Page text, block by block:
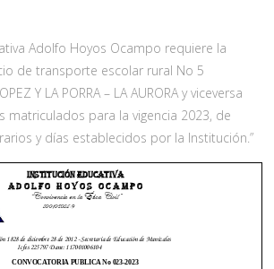
Adolfo Hoyos Ocampo requiere la
de transporte escolar rural No 5
Y LA PORRA – LA AURORA y viceversa
matriculados para la vigencia 2023, de
y días establecidos por la Institución.”